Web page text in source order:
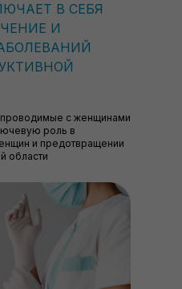
В СЕБЯ
И
с женщинами
роль в
и предотвращении
области